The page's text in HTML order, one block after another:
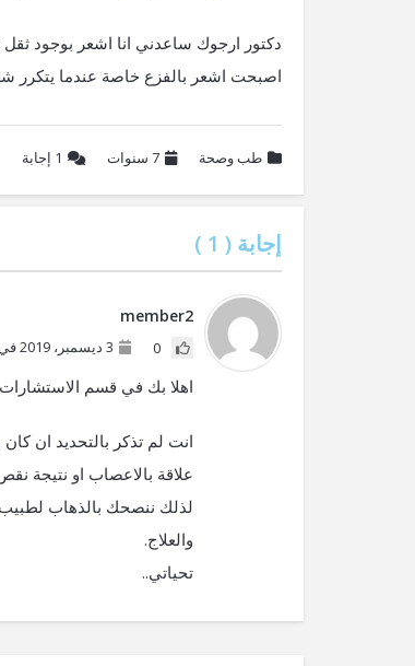
دكتور ارجوك ساعدني انا اشعر بوجود
اصبحت اشعر بالفزع خاصة عندما
طب وصحة 7 سنوات 1 إجابة
إجابة ( 1
)
member2
0 3 ديسمبر، 2019 في 11:48 ص
اهلا بك في قسم
انت لم تذكر بالتحديد ان
علاقة بالاعصاب او نتيجة
لذلك ننصحك بالذهاب
والعلاج.
تحياتي..